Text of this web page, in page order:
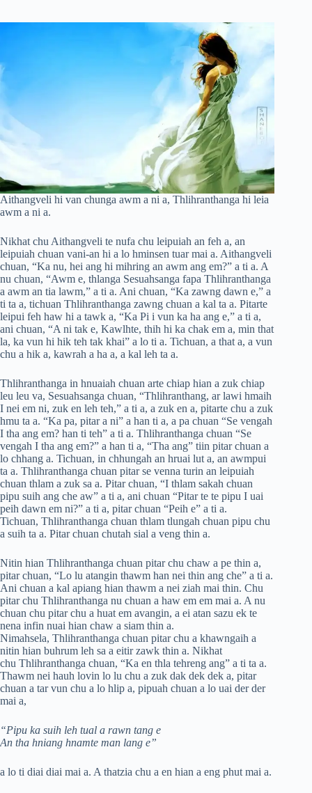
Aithangveli hi van chunga awm a ni a, Thlihranthanga hi leia
awm a ni a.
Nikhat chu Aithangveli te nufa chu leipuiah an feh a, an
leipuiah chuan vani-an hi a lo hminsen tuar mai a. Aithangveli
chuan, “Ka nu, hei ang hi mihring an awm ang em?” a ti a. A
nu chuan, “Awm e, thlanga Sesuahsanga fapa Thlihranthanga
a awm an tia lawm,” a ti a. Ani chuan, “Ka zawng dawn e,” a
ti ta a, tichuan Thlihranthanga zawng chuan a kal ta a. Pitarte
leipui feh haw hi a tawk a, “Ka Pi i vun ka ha ang e,” a ti a,
ani chuan, “A ni tak e, Kawlhte, thih hi ka chak em a, min that
la, ka vun hi hik teh tak khai” a lo ti a. Tichuan, a that a, a vun
chu a hik a, kawrah a ha a, a kal leh ta a.
Thlihranthanga in hnuaiah chuan arte chiap hian a zuk chiap
leu leu va, Sesuahsanga chuan, “Thlihranthang, ar lawi hmaih
I nei em ni, zuk en leh teh,” a ti a, a zuk en a, pitarte chu a zuk
hmu ta a. “Ka pa, pitar a ni” a han ti a, a pa chuan “Se vengah
I tha ang em? han ti teh” a ti a. Thlihranthanga chuan “Se
vengah I tha ang em?” a han ti a, “Tha ang” tiin pitar chuan a
lo chhang a. Tichuan, in chhungah an hruai lut a, an awmpui
ta a. Thlihranthanga chuan pitar se venna turin an leipuiah
chuan thlam a zuk sa a. Pitar chuan, “I thlam sakah chuan
pipu suih ang che aw” a ti a, ani chuan “Pitar te te pipu I uai
peih dawn em ni?” a ti a, pitar chuan “Peih e” a ti a.
Tichuan, Thlihranthanga chuan thlam tlungah chuan pipu chu
a suih ta a. Pitar chuan chutah sial a veng thin a.
Nitin hian Thlihranthanga chuan pitar chu chaw a pe thin a,
pitar chuan, “Lo lu atangin thawm han nei thin ang che” a ti a.
Ani chuan a kal apiang hian thawm a nei ziah mai thin. Chu
pitar chu Thlihranthanga nu chuan a haw em em mai a. A nu
chuan chu pitar chu a huat em avangin, a ei atan sazu ek te
nena infin nuai hian chaw a siam thin a.
Nimahsela, Thlihranthanga chuan pitar chu a khawngaih a
nitin hian buhrum leh sa a eitir zawk thin a. Nikhat
chu Thlihranthanga chuan, “Ka en thla tehreng ang” a ti ta a.
Thawm nei hauh lovin lo lu chu a zuk dak dek dek a, pitar
chuan a tar vun chu a lo hlip a, pipuah chuan a lo uai der der
mai a,
“Pipu ka suih leh tual a rawn tang e
An tha hniang hnamte man lang e”
a lo ti diai diai mai a. A thatzia chu a en hian a eng phut mai a.